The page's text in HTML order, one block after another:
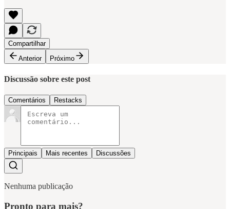
Compartilhar
Anterior
Próximo
Discussão sobre este post
Comentários Restacks
Principais Mais recentes Discussões
Nenhuma publicação
Pronto para mais?